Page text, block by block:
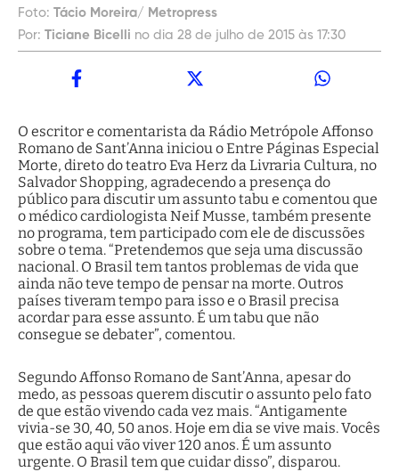
Foto: Tácio Moreira/ Metropress
Por: Ticiane Bicelli no dia 28 de julho de 2015 às 17:30
O escritor e comentarista da Rádio Metrópole Affonso
Romano de Sant’Anna iniciou o Entre Páginas Especial
Morte, direto do teatro Eva Herz da Livraria Cultura, no
Salvador Shopping, agradecendo a presença do
público para discutir um assunto tabu e comentou que
o médico cardiologista Neif Musse, também presente
no programa, tem participado com ele de discussões
sobre o tema. “Pretendemos que seja uma discussão
nacional. O Brasil tem tantos problemas de vida que
ainda não teve tempo de pensar na morte. Outros
países tiveram tempo para isso e o Brasil precisa
acordar para esse assunto. É um tabu que não
consegue se debater”, comentou.
Segundo Affonso Romano de Sant’Anna, apesar do
medo, as pessoas querem discutir o assunto pelo fato
de que estão vivendo cada vez mais. “Antigamente
vivia-se 30, 40, 50 anos. Hoje em dia se vive mais. Vocês
que estão aqui vão viver 120 anos. É um assunto
urgente. O Brasil tem que cuidar disso”, disparou.